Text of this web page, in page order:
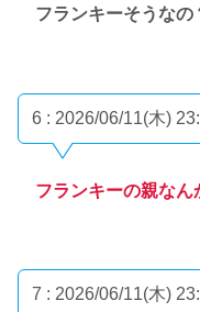
フランキーそうなの
6 : 2026/06/11(木)
フランキーの親な
7 : 2026/06/11(木)